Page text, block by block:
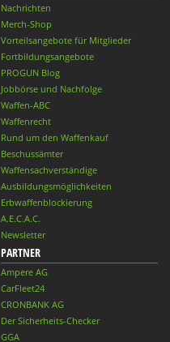
Nachrichten
Merch-Shop
Vorteilsangebote für Mitglieder
Fortbildungsangebote
PROGUN Blog
Jobbörse und Nachfolge
Waffen-ABC
Waffenrecht
Rund um den Waffenkauf
Beschussämter
Waffensachverständige
Ausbildungsmöglichkeiten
Erbwaffenblockierung
A.E.C.A.C.
Newsletter
PARTNER
Ampere AG
CarFleet24
CRONBANK AG
Der Sicherheits-Checker
GGA